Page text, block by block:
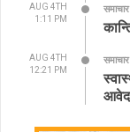
AUG 4TH
1:11 PM
समाचार
AUG 4TH
12:21 PM
समाचार